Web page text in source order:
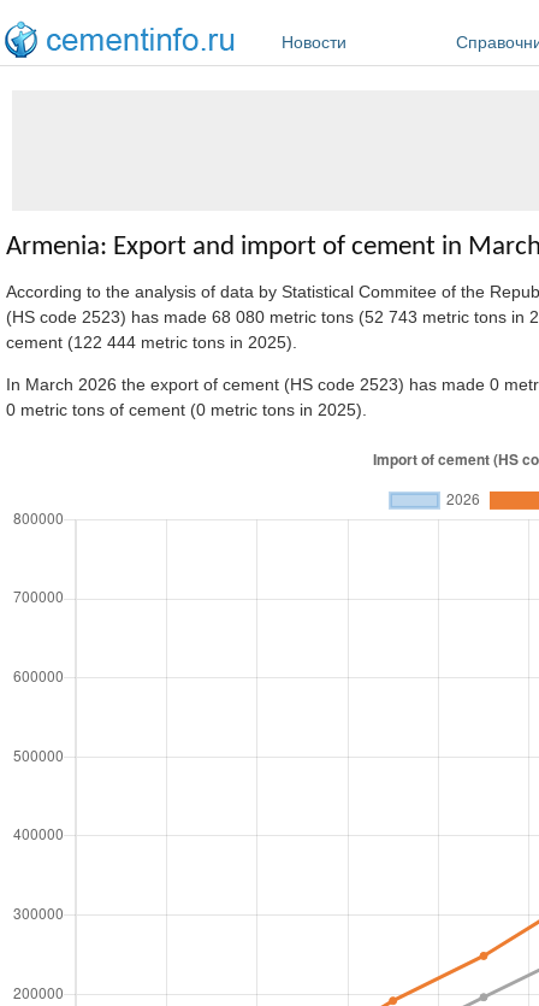
Новости
Armenia: Export and import of cement in
According to the analysis of data by Statistical Commitee of the
(HS code 2523) has made 68 080 metric tons (52 743 metric tons in
cement (122 444 metric tons in 2025).
In March 2026 the export of cement (HS code 2523) has made 0
0 metric tons of cement (0 metric tons in 2025).